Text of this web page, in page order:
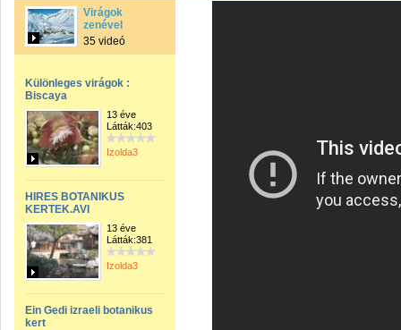
Virágok
zenével
35 videó
Különleges virágok :
Biscaya
13 éve
Látták:403
Izolda3
HIRES BOTANIKUS
KERTEK.AVI
13 éve
Látták:381
Izolda3
Ein Gedi izraeli botanikus
kert